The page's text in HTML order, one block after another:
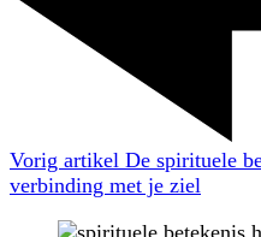
Vorig artikel De spirituele
verbinding met je ziel